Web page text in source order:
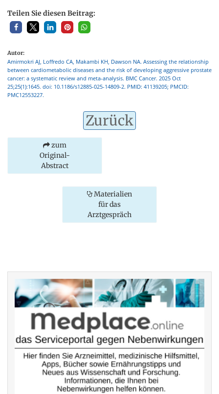
Teilen Sie diesen Beitrag:
Autor:
Amirmokri AJ, Loffredo CA, Makambi KH, Dawson NA. Assessing the relationship
between cardiometabolic diseases and the risk of developing aggressive prostate
cancer: a systematic review and meta-analysis. BMC Cancer. 2025 Oct
25;25(1):1645. doi: 10.1186/s12885-025-14809-2. PMID: 41139205; PMCID:
PMC12553227.
Zurück
zum
Original-
Abstract
Materialien
für das
Arztgespräch